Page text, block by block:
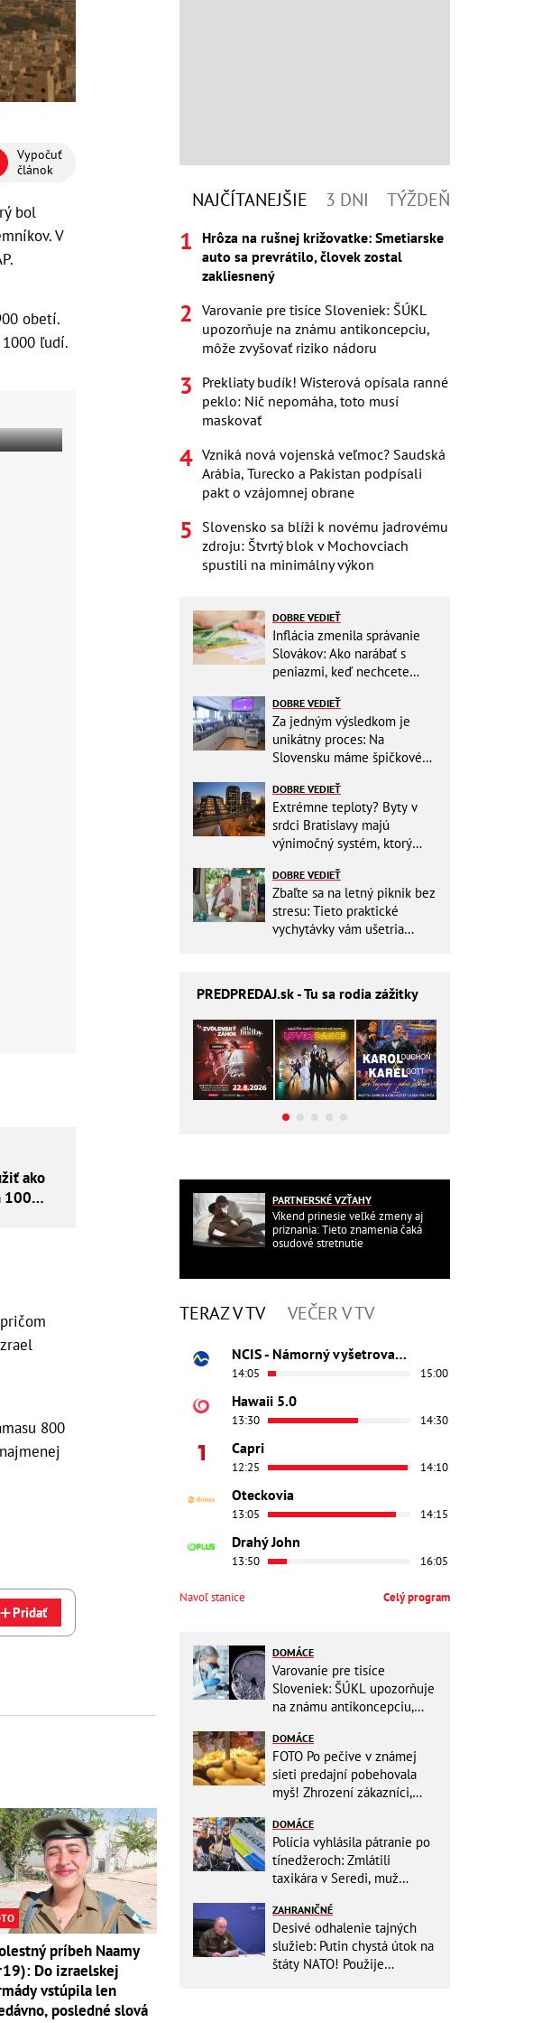
Vypočuť
článok
bol
V
obetí.
ľudí.
ako
100
800
Pridať
príbeh Naamy
Do izraelskej
vstúpila len
posledné slová
NAJČÍTANEJŠIE 3 DNI TÝŽDEŇ
Hrôza na rušnej križovatke: Smetiarske
auto sa prevrátilo, človek zostal
zakliesnený
Varovanie pre tisíce Sloveniek: ŠÚKL
upozorňuje na známu antikoncepciu,
môže zvyšovať riziko nádoru
Prekliaty budík! Wisterová opísala ranné
peklo: Nič nepomáha, toto musí
maskovať
Vzniká nová vojenská veľmoc? Saudská
Arábia, Turecko a Pakistan podpísali
pakt o vzájomnej obrane
Slovensko sa blíži k novému jadrovému
zdroju: Štvrtý blok v Mochovciach
spustili na minimálny výkon
DOBRE VEDIEŤ
Inflácia zmenila správanie
Slovákov: Ako narábať s
peniazmi, keď nechcete
DOBRE VEDIEŤ
Za jedným výsledkom je
unikátny proces: Na
Slovensku máme špičkové
DOBRE VEDIEŤ
Extrémne teploty? Byty v
srdci Bratislavy majú
výnimočný systém, ktorý
DOBRE VEDIEŤ
Zbaľte sa na letný piknik bez
stresu: Tieto praktické
vychytávky vám ušetria
PREDPREDAJ.sk - Tu sa rodia zážitky
PARTNERSKÉ VZŤAHY
Víkend prinesie veľké zmeny aj
priznania: Tieto znamenia čaká
osudové stretnutie
TERAZ V TV VEČER V TV
NCIS - Námorný vyšetrovací úrad
14:05 15:00
Hawaii 5.0
13:30 14:30
Capri
12:25 14:10
Oteckovia
13:05 14:15
Drahý John
13:50 16:05
Navoľ stanice Celý program
DOMÁCE
Varovanie pre tisíce
Sloveniek: ŠÚKL upozorňuje
na známu antikoncepciu,
DOMÁCE
FOTO Po pečive v známej
sieti predajní pobehovala
myš! Zhrození zákazníci,
DOMÁCE
Polícia vyhlásila pátranie po
tínedžeroch: Zmlátili
taxikára v Seredi, muž
zraneniami!
ZAHRANIČNÉ
Desivé odhalenie tajných
služieb: Putin chystá útok na
štáty NATO! Použije